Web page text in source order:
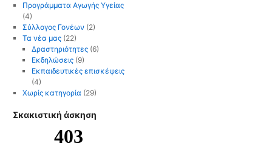
Προγράμματα Αγωγής Υγείας
(4)
Σύλλογος Γονέων(2)
Τα νέα μας(22)
Δραστηριότητες (6)
Εκδηλώσεις (9)
Εκπαιδευτικές επισκέψεις
(4)
Χωρίς κατηγορία (29)
Σκακιστική άσκηση